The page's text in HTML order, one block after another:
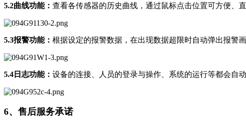
5.2曲线功能： 查看各传感器的历史曲线，通过鼠标点击位置可方便、
5.3报警功能： 根据设定的报警数据，在出现数据超限时自动弹出报警
5.4日志功能： 设备的连接、人员的登录与操作、系统的运行等都会自
6、售后服务承诺